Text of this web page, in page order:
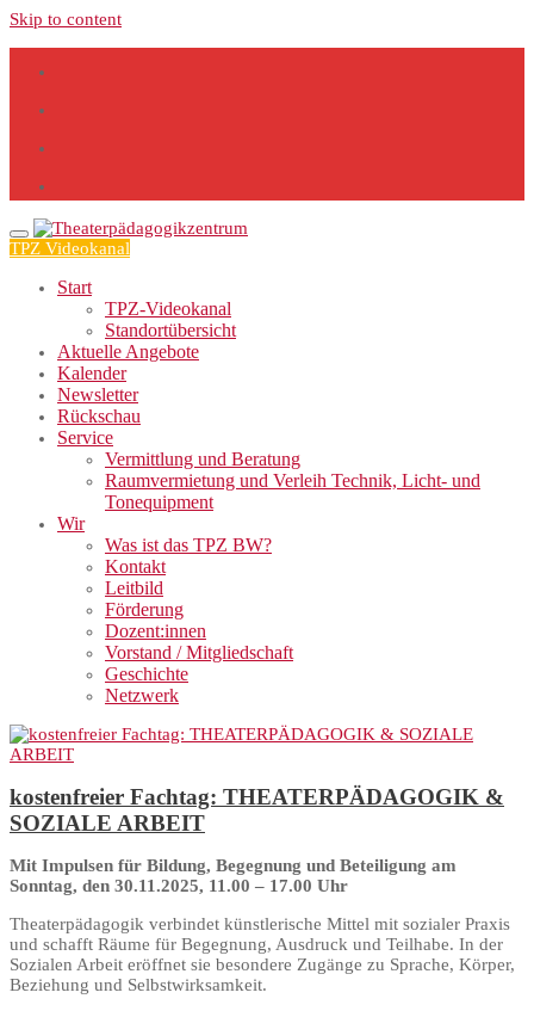
Skip to content
TPZ Videokanal
Start
TPZ-Videokanal
Standortübersicht
Aktuelle Angebote
Kalender
Newsletter
Rückschau
Service
Vermittlung und Beratung
Raumvermietung und Verleih Technik, Licht- und
Tonequipment
Wir
Was ist das TPZ BW?
Kontakt
Leitbild
Förderung
Dozent:innen
Vorstand / Mitgliedschaft
Geschichte
Netzwerk
kostenfreier Fachtag: THEATERPÄDAGOGIK &
SOZIALE ARBEIT
Mit Impulsen für Bildung, Begegnung und Beteiligung am
Sonntag, den 30.11.2025, 11.00 – 17.00 Uhr
Theaterpädagogik verbindet künstlerische Mittel mit sozialer Praxis
und schafft Räume für Begegnung, Ausdruck und Teilhabe. In der
Sozialen Arbeit eröffnet sie besondere Zugänge zu Sprache, Körper,
Beziehung und Selbstwirksamkeit.